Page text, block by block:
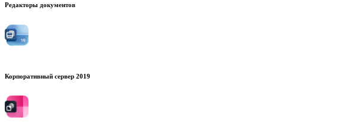
Редакторы документов
Корпоративный сервер 2019